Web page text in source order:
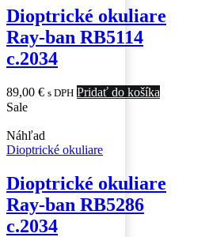
Dioptrické okuliare
Ray-ban RB5114
c.2034
89,00 € s DPH Pridať do košíka
Sale
Náhľad
Dioptrické okuliare
Dioptrické okuliare
Ray-ban RB5286
c.2034